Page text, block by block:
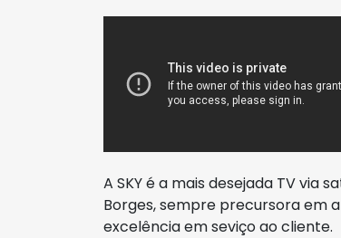
A SKY é a mais desejada TV via
Borges, sempre precursora em
excelência em seviço ao cliente.